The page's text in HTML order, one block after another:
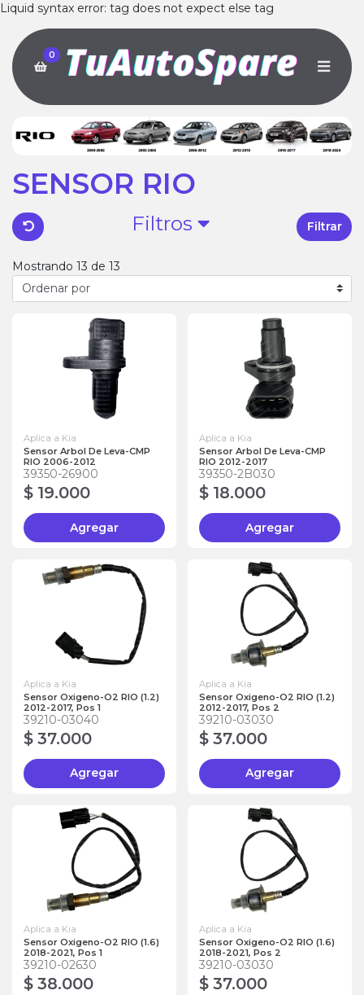
Liquid syntax error: tag does not expect else tag
0
SENSOR RIO
Filtros Filtrar
Mostrando 13 de 13
Aplica a Kia
Sensor Arbol De Leva-CMP
RIO 2006-2012
39350-26900
$ 19.000
Agregar
Aplica a Kia
Sensor Arbol De Leva-CMP
RIO 2012-2017
39350-2B030
$ 18.000
Agregar
Aplica a Kia
Sensor Oxigeno-O2 RIO (1.2)
2012-2017, Pos 1
39210-03040
$ 37.000
Agregar
Aplica a Kia
Sensor Oxigeno-O2 RIO (1.2)
2012-2017, Pos 2
39210-03030
$ 37.000
Agregar
Aplica a Kia
Sensor Oxigeno-O2 RIO (1.6)
2018-2021, Pos 1
39210-02630
$ 38.000
Aplica a Kia
Sensor Oxigeno-O2 RIO (1.6)
2018-2021, Pos 2
39210-03030
$ 37.000